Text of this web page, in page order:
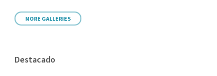
MORE GALLERIES
Destacado